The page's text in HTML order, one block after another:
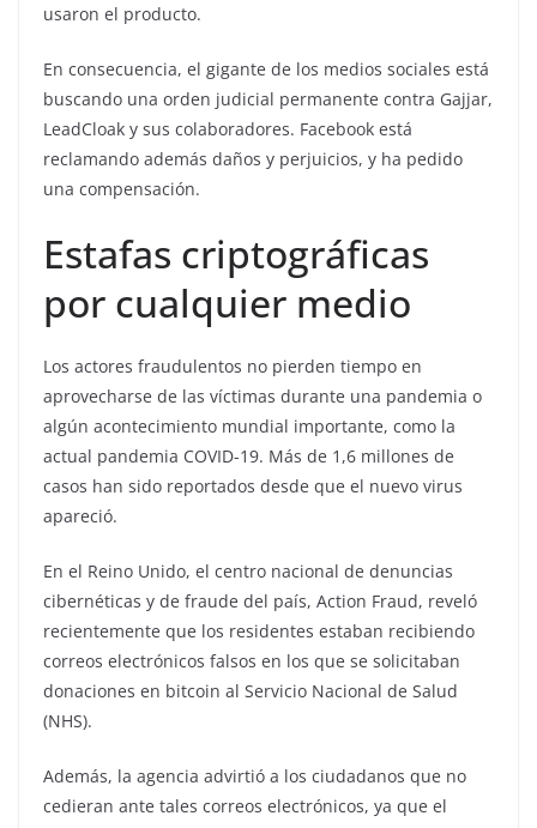
usaron el producto.
En consecuencia, el gigante de los medios sociales está
buscando una orden judicial permanente contra Gajjar,
LeadCloak y sus colaboradores. Facebook está
reclamando además daños y perjuicios, y ha pedido
una compensación.
Estafas criptográficas
por cualquier medio
Los actores fraudulentos no pierden tiempo en
aprovecharse de las víctimas durante una pandemia o
algún acontecimiento mundial importante, como la
actual pandemia COVID-19. Más de 1,6 millones de
casos han sido reportados desde que el nuevo virus
apareció.
En el Reino Unido, el centro nacional de denuncias
cibernéticas y de fraude del país, Action Fraud, reveló
recientemente que los residentes estaban recibiendo
correos electrónicos falsos en los que se solicitaban
donaciones en bitcoin al Servicio Nacional de Salud
(NHS).
Además, la agencia advirtió a los ciudadanos que no
cedieran ante tales correos electrónicos, ya que el